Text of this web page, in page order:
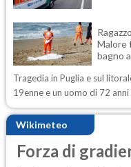
Malore
bagno
Tragedia in Puglia e sul
19enne e un uomo di 72
Wikimeteo
Forza di